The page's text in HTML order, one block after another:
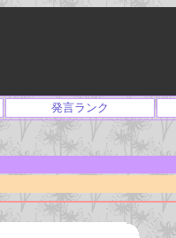
発言ランク